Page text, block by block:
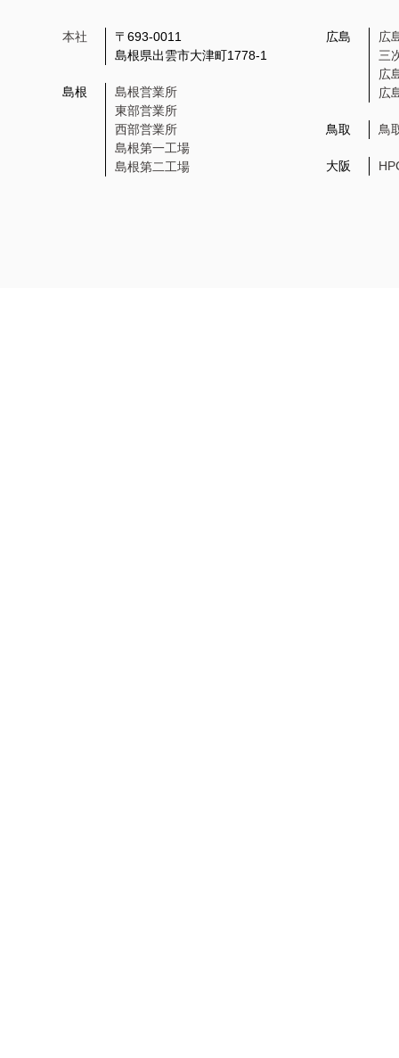
本社
〒693-0011
島根県出雲市大津町1778-1
島根
島根営業所
東部営業所
西部営業所
島根第一工場
島根第二工場
広島
広
三
広
広
鳥取 鳥
大阪